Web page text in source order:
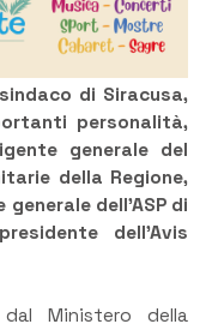
di Siracusa,
personalità,
generale del
della Regione,
dell’ASP di
dell’Avis
Ministero della